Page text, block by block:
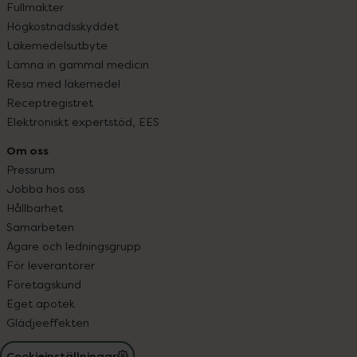
Fullmakter
Högkostnadsskyddet
Läkemedelsutbyte
Lämna in gammal medicin
Resa med läkemedel
Receptregistret
Elektroniskt expertstöd, EES
Om oss
Pressrum
Jobba hos oss
Hållbarhet
Samarbeten
Ägare och ledningsgrupp
För leverantörer
Företagskund
Eget apotek
Glädjeeffekten